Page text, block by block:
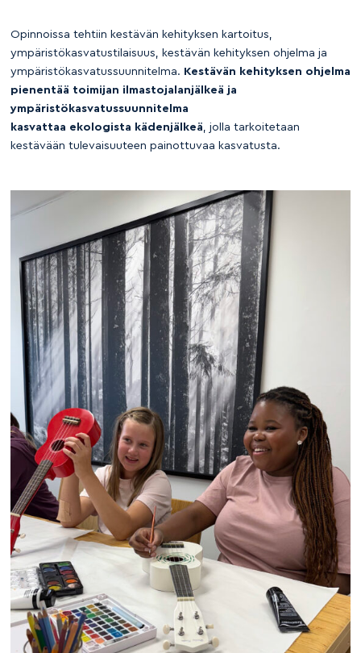
Opinnoissa tehtiin kestävän kehityksen kartoitus,
ympäristökasvatustilaisuus, kestävän kehityksen ohjelma ja
ympäristökasvatussuunnitelma. Kestävän kehityksen ohjelma
pienentää toimijan ilmastojalanjälkeä ja
ympäristökasvatussuunnitelma
kasvattaa ekologista kädenjälkeä , jolla tarkoitetaan
kestävään tulevaisuuteen painottuvaa kasvatusta.